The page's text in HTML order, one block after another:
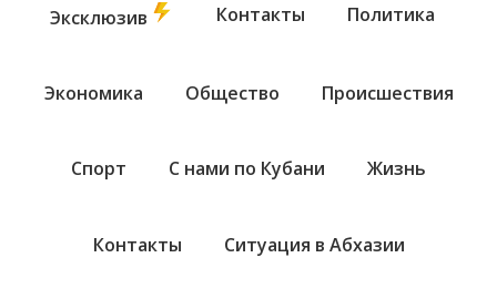
Эксклюзив Контакты Политика
Экономика Общество Происшествия
Спорт С нами по Кубани Жизнь
Контакты Ситуация в Абхазии